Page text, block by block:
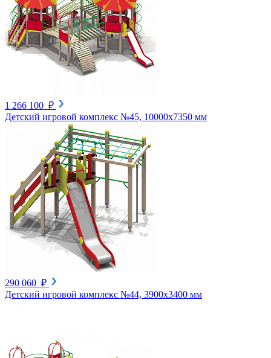
1 266 100 ₽
Детский игровой комплекс №45, 10000х7350 мм
290 060 ₽
Детский игровой комплекс №44, 3900х3400 мм